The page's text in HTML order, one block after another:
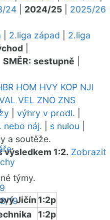
19
24 2024/25
2025/26
2.liga západ
2.liga
SMĚR: sestupně
HOM HVY KOP NJI
VEL ZNO ZNS
výhry v prodl.
nebo náj. s nulou
a soutěže.
výsledkem 1:2. Zobrazit
týmy.
Jičín 1:2p
1:2p